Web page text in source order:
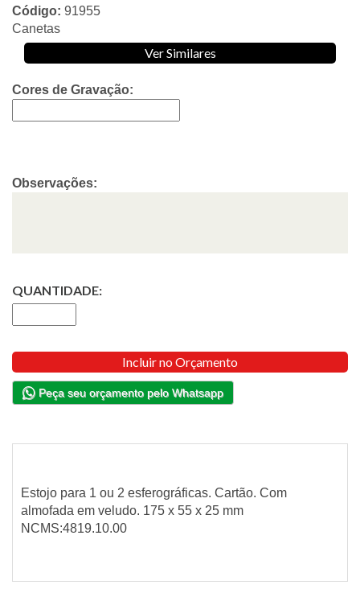
Código: 91955
Canetas
Ver Similares
Cores de Gravação:
Observações:
QUANTIDADE:
Incluir no Orçamento
Peça seu orçamento pelo Whatsapp
Estojo para 1 ou 2 esferográficas. Cartão. Com
almofada em veludo. 175 x 55 x 25 mm
NCMS:4819.10.00